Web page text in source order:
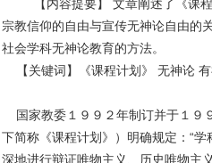
【内容提要】 文章阐述了《课
宗教信仰的自由与宣传无神论自由的
社会学科无神论教育的方法。
【关键词】《课程计划》 无神论
国家教委１９９２年制订并于１９
下简称《课程计划》）明确规定：“
深地进行辩证唯物主义、历史唯物主